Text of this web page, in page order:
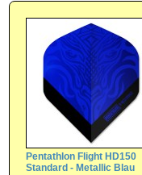
Pentathlon Flight HD150
Standard - Metallic Blau